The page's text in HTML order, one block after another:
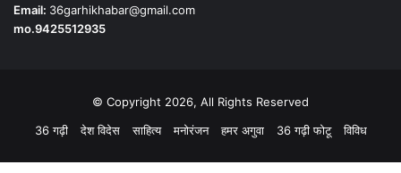
Email: 36garhikhabar@gmail.com
mo.9425512935
© Copyright 2026, All Rights Reserved
36 गढ़ी
देश विदेस साहित्य मनोरंजन हमर अगुवा 36 गढ़ी फोटू विविध